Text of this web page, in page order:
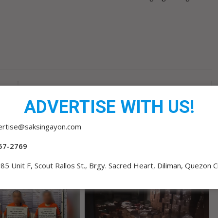
MATIBAY NA ASEAN-RUSSIA COOPERATION
ADVERTISE WITH US!
2769
Unit F, Scout Rallos St., Brgy. Sacred Heart, Diliman, Quezon